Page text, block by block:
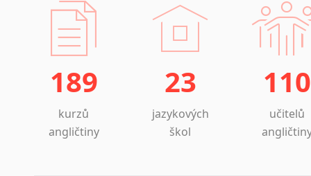
189
kurzů
angličtiny
23
jazykových
škol
110
učitelů